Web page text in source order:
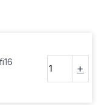
Partner
+